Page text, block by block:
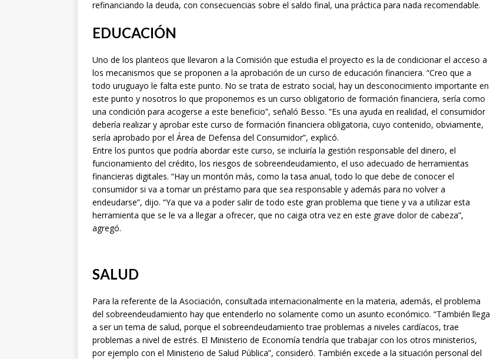
refinanciando la deuda, con consecuencias sobre el saldo final, una práctica para nada recomendable.
EDUCACIÓN
Uno de los planteos que llevaron a la Comisión que estudia el proyecto es la de condicionar el acceso a
los mecanismos que se proponen a la aprobación de un curso de educación financiera. “Creo que a
todo uruguayo le falta este punto. No se trata de estrato social, hay un desconocimiento importante en
este punto y nosotros lo que proponemos es un curso obligatorio de formación financiera, sería como
una condición para acogerse a este beneficio”, señaló Besso. “Es una ayuda en realidad, el consumidor
debería realizar y aprobar este curso de formación financiera obligatoria, cuyo contenido, obviamente,
sería aprobado por el Área de Defensa del Consumidor”, explicó.
Entre los puntos que podría abordar este curso, se incluiría la gestión responsable del dinero, el
funcionamiento del crédito, los riesgos de sobreendeudamiento, el uso adecuado de herramientas
financieras digitales. “Hay un montón más, como la tasa anual, todo lo que debe de conocer el
consumidor si va a tomar un préstamo para que sea responsable y además para no volver a
endeudarse”, dijo. “Ya que va a poder salir de todo este gran problema que tiene y va a utilizar esta
herramienta que se le va a llegar a ofrecer, que no caiga otra vez en este grave dolor de cabeza”,
agregó.
SALUD
Para la referente de la Asociación, consultada internacionalmente en la materia, además, el problema
del sobreendeudamiento hay que entenderlo no solamente como un asunto económico. “También llega
a ser un tema de salud, porque el sobreendeudamiento trae problemas a niveles cardíacos, trae
problemas a nivel de estrés. El Ministerio de Economía tendría que trabajar con los otros ministerios,
por ejemplo con el Ministerio de Salud Pública”, consideró. También excede a la situación personal del